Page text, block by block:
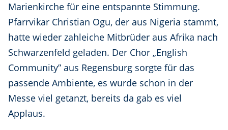
Marienkirche für eine entspannte Stimmung.
Pfarrvikar Christian Ogu, der aus Nigeria stammt,
hatte wieder zahleiche Mitbrüder aus Afrika nach
Schwarzenfeld geladen. Der Chor „English
Community” aus Regensburg sorgte für das
passende Ambiente, es wurde schon in der
Messe viel getanzt, bereits da gab es viel
Applaus.